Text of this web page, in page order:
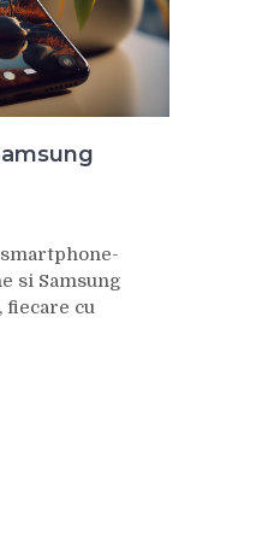
si Samsung
fiecare cu